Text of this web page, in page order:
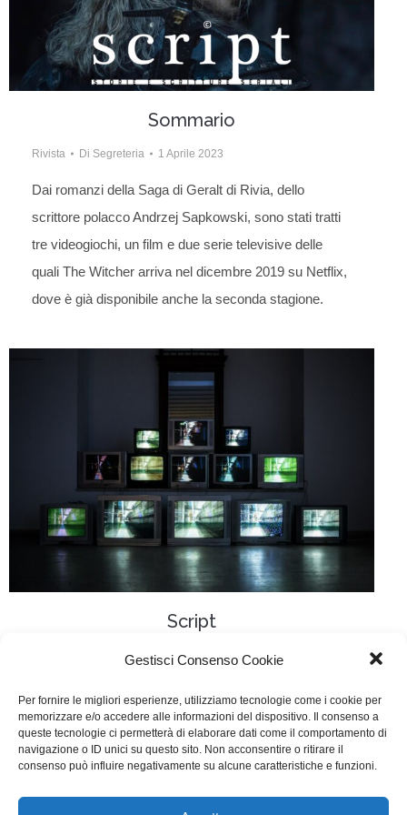
Gestisci Consenso Cookie
Per fornire le migliori esperienze, utilizziamo tecnologie come i cookie per
memorizzare e/o accedere alle informazioni del dispositivo. Il consenso a
queste tecnologie ci permetterà di elaborare dati come il comportamento di
navigazione o ID unici su questo sito. Non acconsentire o ritirare il
consenso può influire negativamente su alcune caratteristiche e funzioni.
Sommario
Rivista Di Segreteria 1 Aprile 2023
Dai romanzi della Saga di Geralt di Rivia, dello
scrittore polacco Andrzej Sapkowski, sono stati tratti
tre videogiochi, un film e due serie televisive delle
quali The Witcher arriva nel dicembre 2019 su Netflix,
dove è già disponibile anche la seconda stagione.
Script
Andrea Fianco 31 Agosto 2021
SCRIPT, ovvero quella che è stata per anni in Italia un
importante punto di riferimento e di riflessione per la
narrazione cinetelevisiva.